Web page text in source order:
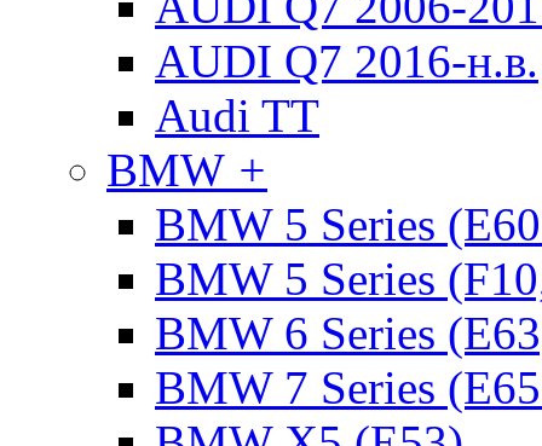
AUDI Q7 2016-н.в.
Audi TT
BMW +
BMW 5 Series
BMW 5 Series
BMW 6 Series
BMW 7 Series